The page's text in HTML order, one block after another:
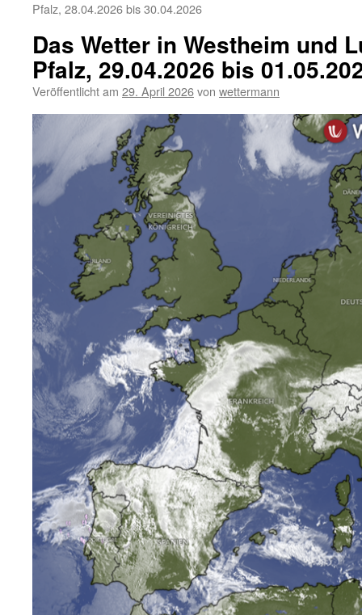
Pfalz, 28.04.2026 bis 30.04.2026
Das Wetter in Westheim und
Pfalz, 29.04.2026 bis
Veröffentlicht am 29. April 2026von wettermann